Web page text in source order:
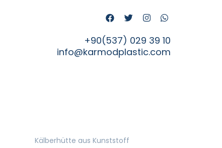
+90(537) 029 39 10
info@karmodplastic.com
Kälberhütte aus Kunststoff